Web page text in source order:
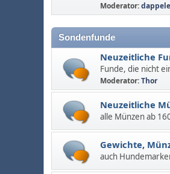
Moderator:
Sondenfunde
Neuzeitliche
Funde, die nicht
Moderator:Thor
Neuzeitliche
alle Münzen ab
Gewichte,
auch